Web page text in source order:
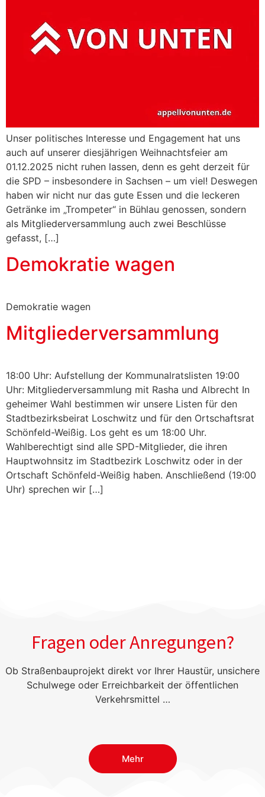
Unser politisches Interesse und Engagement hat uns
auch auf unserer diesjährigen Weihnachtsfeier am
01.12.2025 nicht ruhen lassen, denn es geht derzeit für
die SPD – insbesondere in Sachsen – um viel! Deswegen
haben wir nicht nur das gute Essen und die leckeren
Getränke im „Trompeter“ in Bühlau genossen, sondern
als Mitgliederversammlung auch zwei Beschlüsse
gefasst, […]
Demokratie wagen
Demokratie wagen
Mitgliederversammlung
18:00 Uhr: Aufstellung der Kommunalratslisten 19:00
Uhr: Mitgliederversammlung mit Rasha und Albrecht In
geheimer Wahl bestimmen wir unsere Listen für den
Stadtbezirksbeirat Loschwitz und für den Ortschaftsrat
Schönfeld-Weißig. Los geht es um 18:00 Uhr.
Wahlberechtigt sind alle SPD-Mitglieder, die ihren
Hauptwohnsitz im Stadtbezirk Loschwitz oder in der
Ortschaft Schönfeld-Weißig haben. Anschließend (19:00
Uhr) sprechen wir […]
Fragen oder Anregungen?
Ob Straßenbauprojekt direkt vor Ihrer Haustür, unsichere
Schulwege oder Erreichbarkeit der öffentlichen
Verkehrsmittel …
Mehr